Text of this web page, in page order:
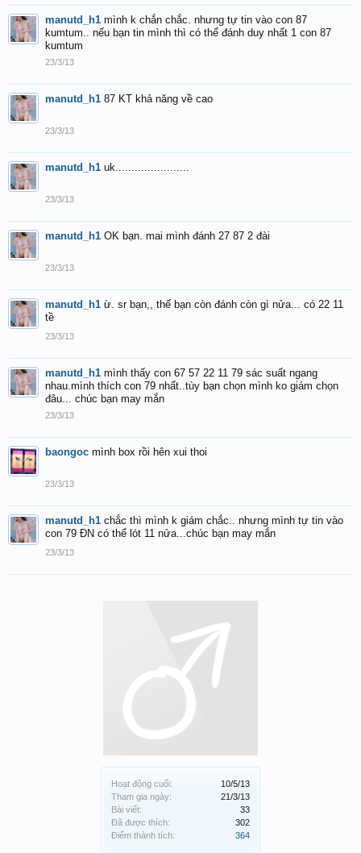
Hoạt động cuối:
10/5/13
Tham gia ngày:
21/3/13
Bài viết:
33
Đã được thích:
302
Điểm thành tích:
364
manutd_h1 mình k chắn chắc. nhưng tự tin vào con 87
kumtum.. nếu bạn tin mình thì có thể đánh duy nhất 1 con 87
kumtum
23/3/13
manutd_h1 87 KT khả năng về cao
23/3/13
manutd_h1 uk.......................
23/3/13
manutd_h1 OK bạn. mai mình đánh 27 87 2 đài
23/3/13
manutd_h1 ừ. sr bạn,, thế bạn còn đánh còn gì nửa... có 22 11
tề
23/3/13
manutd_h1 mình thấy con 67 57 22 11 79 sác suất ngang
nhau.mình thích con 79 nhất..tùy bạn chọn mình ko giám chọn
đâu... chúc bạn may mắn
23/3/13
baongoc mình box rồi hên xui thoi
23/3/13
manutd_h1 chắc thì mình k giám chắc.. nhưng mình tự tin vào
con 79 ĐN có thể lót 11 nửa...chúc bạn may mắn
23/3/13